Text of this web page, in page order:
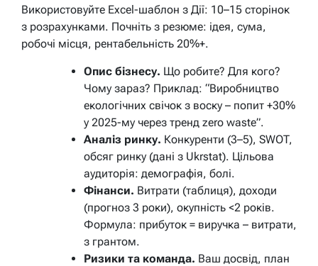
Використовуйте Excel-шаблон з Дії: 10–15 сторінок
з розрахунками. Почніть з резюме: ідея, сума,
робочі місця, рентабельність 20%+.
Опис бізнесу. Що робите? Для кого?
Чому зараз? Приклад: “Виробництво
екологічних свічок з воску – попит +30%
у 2025-му через тренд zero waste”.
Аналіз ринку. Конкуренти (3–5), SWOT,
обсяг ринку (дані з Ukrstat). Цільова
аудиторія: демографія, болі.
Фінанси. Витрати (таблиця), доходи
(прогноз 3 роки), окупність <2 років.
Формула: прибуток = виручка – витрати,
з грантом.
Ризики та команда. Ваш досвід, план